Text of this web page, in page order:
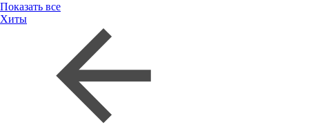
Показать все
Хиты